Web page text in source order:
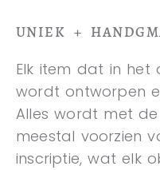
UNIEK +
Elk item dat in het
wordt ontworpen
Alles wordt met
meestal voorzien
inscriptie, wat elk